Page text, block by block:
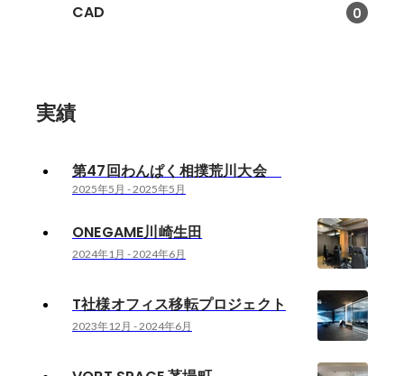
CAD 0
実績
第47回わんぱく相撲荒川大会
2025年5月 -2025年5月
ONEGAME川崎生田
2024年1月 -2024年6月
T社様オフィス移転プロジェクト
2023年12月 -2024年6月